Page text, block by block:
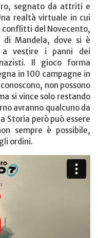
segnato da attriti e
realtà virtuale in cui
del Novecento,
di Mandela, dove si è
vestire i panni dei
Il gioco forma
in 100 campagne in
non possono
si vince solo restando
avranno qualcuno da
Storia però può essere
sempre è possibile,
ordini.